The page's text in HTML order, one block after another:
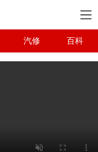
汽修 百科